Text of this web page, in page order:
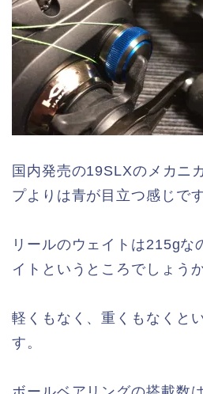
国内発売の19SLXのメカニ
プよりは青が目立つ感じです
リールのウェイトは215gな
イトというところでしょうか
軽くもなく、重くもなくと
す。